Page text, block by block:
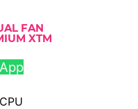
FAN
XTM